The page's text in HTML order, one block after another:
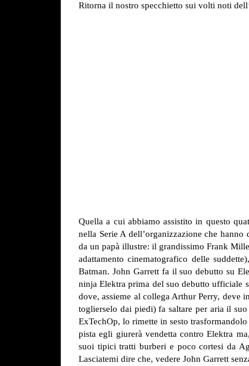
Ritorna il nostro specchietto sui volti noti
Quella a cui abbiamo assistito in questo
nella Serie A dell’organizzazione che
da un papà illustre: il grandissimo Frank
adattamento cinematografico delle
Batman. John Garrett fa il suo debutto su
ninja Elektra prima del suo debutto ufficiale
dove, assieme al collega Arthur Perry, deve
toglierselo dai piedi) fa saltare per aria il
ExTechOp, lo rimette in sesto
pista egli giurerà vendetta contro Elektra
suoi tipici tratti burberi e poco cortesi da
Lasciatemi dire che, vedere John Garrett